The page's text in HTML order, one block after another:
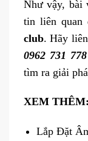
Như vậy, bài
tin liên quan
club. Hãy
0962 731 778
tìm ra giải
XEM THÊM:
Lắp Đặt